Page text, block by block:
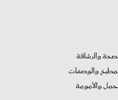
والرشاقة
والوصفات
والأمومة